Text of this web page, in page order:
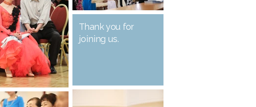
Thank you for
joining us.